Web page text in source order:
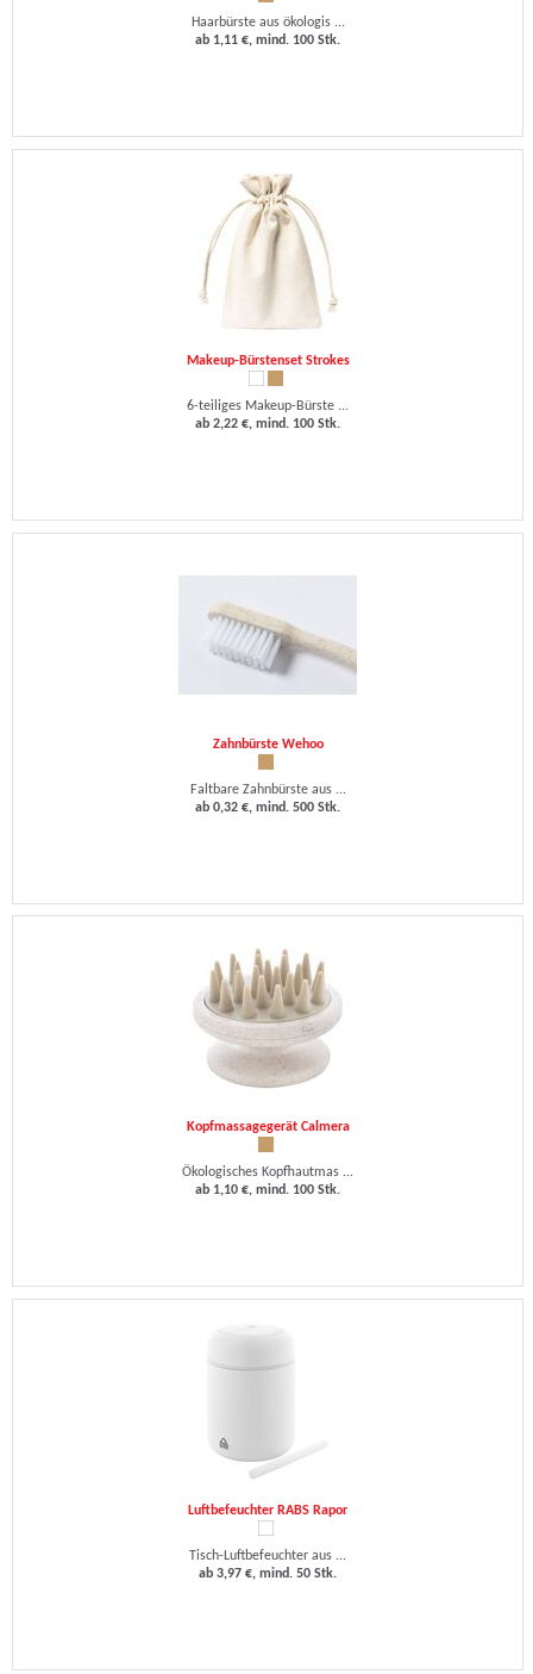
Haarbürste aus ökologis ...
ab 1,11 €, mind. 100 Stk.
Makeup-Bürstenset Strokes
6-teiliges Makeup-Bürste ...
ab 2,22 €, mind. 100 Stk.
Zahnbürste Wehoo
Faltbare Zahnbürste aus ...
ab 0,32 €, mind. 500 Stk.
Kopfmassagegerät Calmera
Ökologisches Kopfhautmas ...
ab 1,10 €, mind. 100 Stk.
Luftbefeuchter RABS Rapor
Tisch-Luftbefeuchter aus ...
ab 3,97 €, mind. 50 Stk.